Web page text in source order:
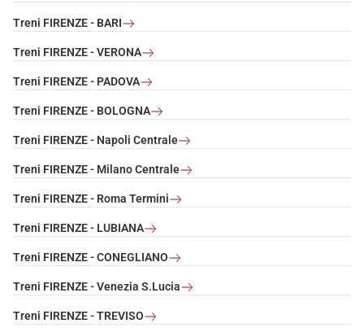
Treni FIRENZE - BARI
Treni FIRENZE - VERONA
Treni FIRENZE - PADOVA
Treni FIRENZE - BOLOGNA
Treni FIRENZE - Napoli Centrale
Treni FIRENZE - Milano Centrale
Treni FIRENZE - Roma Termini
Treni FIRENZE - LUBIANA
Treni FIRENZE - CONEGLIANO
Treni FIRENZE - Venezia S.Lucia
Treni FIRENZE - TREVISO